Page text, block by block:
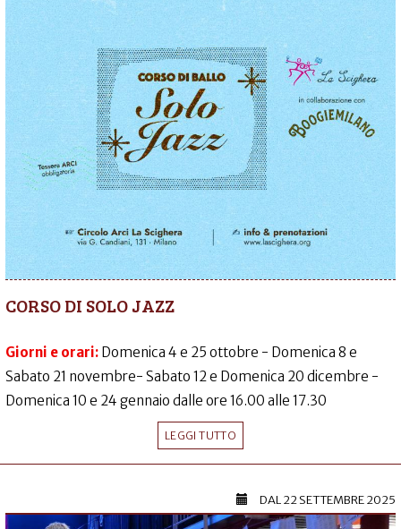
CORSO DI SOLO JAZZ
Giorni e orari: Domenica 4 e 25 ottobre - Domenica 8 e
Sabato 21 novembre- Sabato 12 e Domenica 20 dicembre -
Domenica 10 e 24 gennaio dalle ore 16.00 alle 17.30
LEGGI TUTTO
DAL22 SETTEMBRE 2025